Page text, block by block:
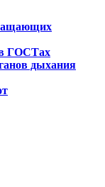
в ГОСТах
дыхания